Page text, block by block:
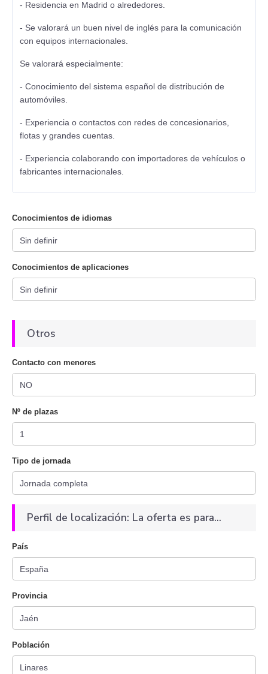
- Residencia en Madrid o alrededores.
- Se valorará un buen nivel de inglés para la comunicación
con equipos internacionales.
Se valorará especialmente:
- Conocimiento del sistema español de distribución de
automóviles.
- Experiencia o contactos con redes de concesionarios,
flotas y grandes cuentas.
- Experiencia colaborando con importadores de vehículos o
fabricantes internacionales.
Conocimientos de idiomas
Conocimientos de aplicaciones
Otros
Contacto con menores
Nº de plazas
Tipo de jornada
Perfil de localización: La oferta es para...
País
Provincia
Población